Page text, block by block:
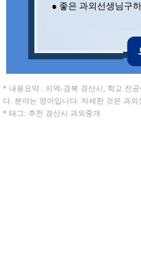
● 좋은 과외선생님구
* 내용요약 : 지역-경북 경산시, 학교 전
다. 분야는 영어입니다. 자세한 것은 과외
* 태그: 추천 경산시 과외중개